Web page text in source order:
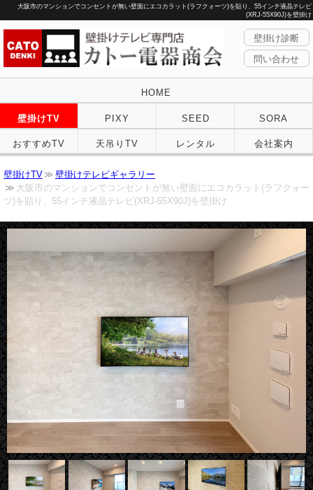
大阪市のマンションでコンセントが無い壁面にエコカラット(ラフクォーツ)を貼り、55インチ液晶テレビ
(XRJ-55X90J)を壁掛け
壁掛け診断
問い合わせ
HOME
壁掛けTV PIXY SEED SORA
おすすめTV 天吊りTV レンタル 会社案内
壁掛けTV
壁掛けテレビギャラリー
大阪市のマンションでコンセントが無い壁面にエコカラット(ラフクォー
ツ)を貼り、55インチ液晶テレビ(XRJ-55X90J)を壁掛け